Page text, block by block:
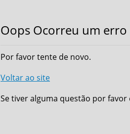
Oops Ocorreu um
Por favor tente de novo.
Voltar ao site
Se tiver alguma questão por favor